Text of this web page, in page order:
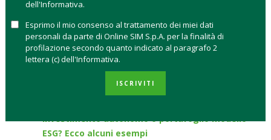
Fondo ESG, fondo sostenibile e fondo tematico:
Quali rischi hanno i fondi ESG
Quanto contano i costi nei fondi ESG
La top 10 dei migliori fondi ESG
Chi investe oggi nei fondi ESG e perché
Come scegliere un fondo ESG in base ai propri
Investimento autonomo o portafoglio modello
ESG? Ecco alcuni esempi
dell'Informativa.
Esprimo il mio consenso al trattamento dei miei dati
personali da parte di Online SIM S.p.A. per la finalità di
profilazione secondo quanto indicato al paragrafo 2
lettera (c) dell'Informativa.
ISCRIVITI